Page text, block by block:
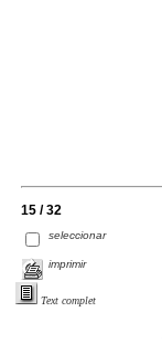
15 / 32
seleccionar
imprimir
Text complet